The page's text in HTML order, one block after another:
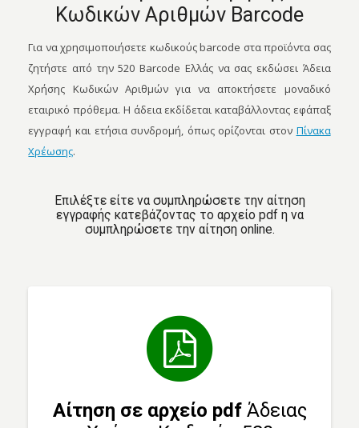
Κωδικών Αριθμών Barcode
Για να χρησιμοποιήσετε κωδικούς barcode στα προϊόντα σας
ζητήστε από την 520 Barcode Ελλάς να σας εκδώσει Άδεια
Χρήσης Κωδικών Αριθμών για να αποκτήσετε μοναδικό
εταιρικό πρόθεμα. Η άδεια εκδίδεται καταβάλλοντας εφάπαξ
εγγραφή και ετήσια συνδρομή, όπως ορίζονται στον Πίνακα
Χρέωσης.
Επιλέξτε είτε να συμπληρώσετε την αίτηση
εγγραφής κατεβάζοντας το αρχείο pdf η να
συμπληρώσετε την αίτηση online.
Αίτηση σε αρχείο pdfΆδειας